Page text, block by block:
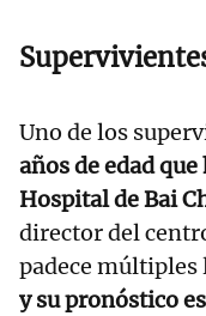
Uno de los
años de edad
Hospital de Bai
director del
padece múltiples
y su pronóstico